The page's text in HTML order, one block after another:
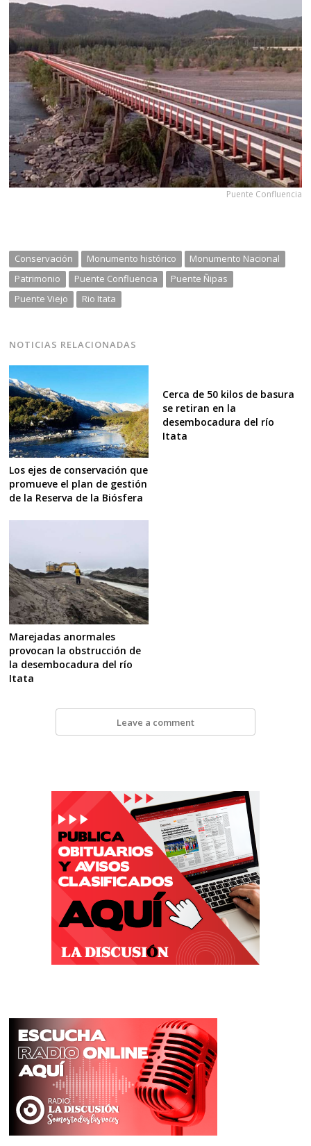
Puente Confluencia
Conservación Monumento histórico
Monumento Nacional
Patrimonio
Puente Confluencia
Puente Ñipas
Puente Viejo
Rio Itata
NOTICIAS RELACIONADAS
Los ejes de conservación que
promueve el plan de gestión
de la Reserva de la Biósfera
Cerca de 50 kilos de basura
se retiran en la
desembocadura del río
Itata
Marejadas anormales
provocan la obstrucción de
la desembocadura del río
Itata
Leave a comment